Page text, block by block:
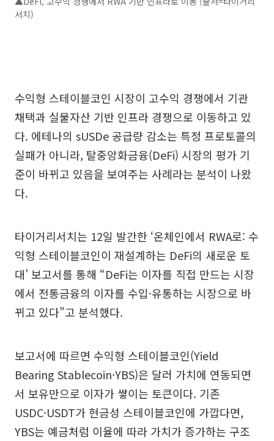
서치)
수익형 스테이블코인 시장이 고수익 경쟁에서 기관
채택과 실물자산 기반 인프라 경쟁으로 이동하고 있
다. 에테나의 sUSDe 공급량 감소는 특정 프로토콜의
실패가 아니라, 탈중앙화금융(DeFi) 시장의 평가 기
준이 바뀌고 있음을 보여주는 사례라는 분석이 나왔
다.
타이거리서치는 12일 발간한 ‘온체인에서 RWA로: 수
익형 스테이블코인이 재설계하는 DeFi의 새로운 토
대’ 보고서를 통해 “DeFi는 이자를 직접 만드는 시장
에서 전통금융의 이자를 수입·유통하는 시장으로 바
뀌고 있다”고 분석했다.
보고서에 따르면 수익형 스테이블코인(Yield
Bearing Stablecoin·YBS)은 달러 가치에 연동되면
서 보유만으로 이자가 쌓이는 토큰이다. 기존
USDC·USDT가 현금성 스테이블코인에 가깝다면,
YBS는 예금처럼 이율에 따라 가치가 증가하는 구조